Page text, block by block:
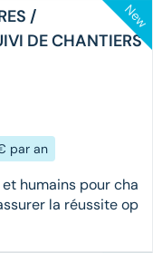
/
DE CHANTIERS
par an
humains pour cha
la réussite op
New